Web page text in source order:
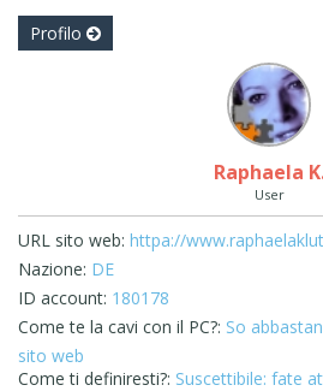
Profilo
Raphaela
User
URL sito web: httpa://
Nazione: DE
ID account: 180178
Come te la cavi con il PC?: So
sito web
Come ti definiresti?: Suscettibile: fate